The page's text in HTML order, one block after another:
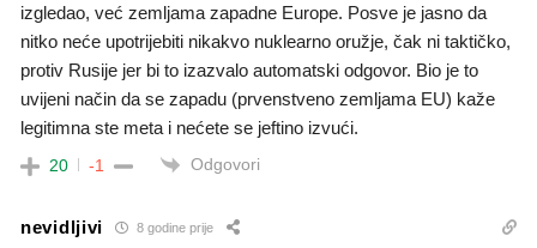
izgledao, već zemljama zapadne Europe. Posve je jasno da
nitko neće upotrijebiti nikakvo nuklearno oružje, čak ni taktičko,
protiv Rusije jer bi to izazvalo automatski odgovor. Bio je to
uvijeni način da se zapadu (prvenstveno zemljama EU) kaže
legitimna ste meta i nećete se jeftino izvući.
20 -1 Odgovori
nevidljivi 8 godine prije